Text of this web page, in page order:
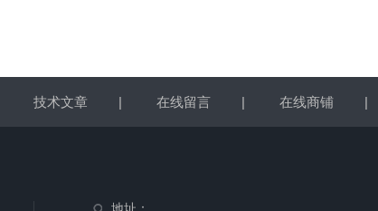
技术文章 | 在线留言 | 在线商铺 |